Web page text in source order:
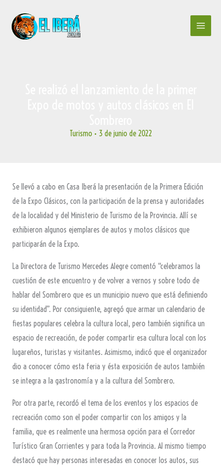
contenido
Turismo• 3 de junio de 2022
Se llevó a cabo en Casa Iberá la presentación de la Primera Edición
de la Expo Clásicos, con la participación de la prensa y autoridades
de la localidad y del Ministerio de Turismo de la Provincia. Allí se
exhibieron algunos ejemplares de autos y motos clásicos que
participarán de la Expo.
La Directora de Turismo Mercedes Alegre comentó “celebramos la
cuestión de este encuentro y de volver a vernos y sobre todo de
hablar del Sombrero que es un municipio nuevo que está definiendo
su identidad”. Por consiguiente, agregó que armar un calendario de
fiestas populares celebra la cultura local, pero también significa un
espacio de recreación, de poder compartir esa cultura local con los
lugareños, turistas y visitantes. Asimismo, indicó que el organizador
dio a conocer cómo esta feria y ésta exposición de autos también
se integra a la gastronomía y a la cultura del Sombrero.
Por otra parte, recordó el tema de los eventos y los espacios de
recreación como son el poder compartir con los amigos y la
familia, que es realmente una hermosa opción para el Corredor
Turístico Gran Corrientes y para toda la Provincia. Al mismo tiempo
destacó que hay personas interesadas en conocer los autos, sus